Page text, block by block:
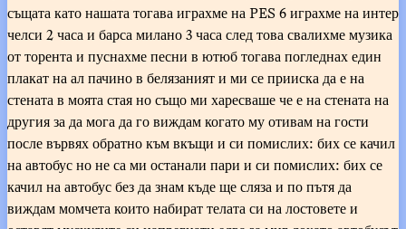
същата като нашата тогава играхме на PES 6 играхме на интер
челси 2 часа и барса милано 3 часа след това свалихме музика
от торента и пуснахме песни в ютюб тогава погледнах един
плакат на ал пачино в белязаният и ми се прииска да е на
стената в моята стая но също ми харесваше че е на стената на
другия за да мога да го виждам когато му отивам на гости
после вървях обратно към вкъщи и си помислих: бих се качил
на автобус но не са ми останали пари и си помислих: бих се
качил на автобус без да знам къде ще сляза и по пътя да
виждам момчета които набират телата си на лостовете и